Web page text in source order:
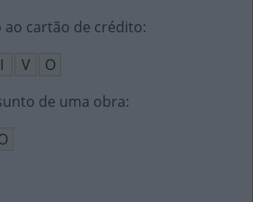
cartão de crédito:
I V
O
de uma obra: